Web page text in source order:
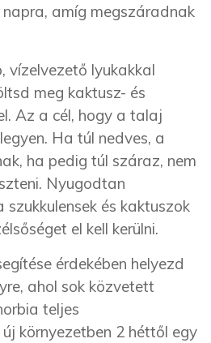
napra, amíg megszáradnak
vízelvezető lyukakkal
meg kaktusz- és
Az a cél, hogy a talaj
Ha túl nedves, a
ha pedig túl száraz, nem
Nyugodtan
szukkulensek és kaktuszok
el kell kerülni.
érdekében helyezd
ahol sok közvetett
teljes
környezetben 2 héttől egy